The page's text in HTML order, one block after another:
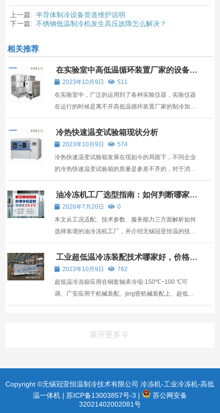
上一篇: 半导体制冷设备管道维护说明
下一篇: 不锈钢低温制冷机发生高压故障怎么解决？
相关推荐
在实验室中高低温循环装置厂家的设备该
注意什么？
2023年10月9日
511
在实验室中，广泛的运用到了各种实验仪器，实验仪器
在运行的时候是离不开高低温循环装置厂家的制冷加热
设备
冷热快速温变试验箱现状分析
2023年10月9日
574
冷热快速温变试验箱发展在现如今的局面下，不同企业
的冷热快速温变试验箱的质量是参差不齐的，对于消费
者来说，冷热快速温变试验箱的选择该从何入手呢？ 目
前，冷热快速温变试验箱生产厂家如春笋般快速萌芽，
但是真的抓品质的厂家有几家?采购员在选购试验箱时
首先要...
油冷冻机工厂选型指南：如何判断哪家真
正靠谱？
2026年7月20日
0
本文从工况适配、技术参数、服务能力三方面解析如何
选择靠谱的油冷冻机工厂，并介绍无锡冠亚恒温的技术
优势。
工业超低温冷冻装配技术哪家好，价格多
少2023年10月9日
762
超低温冷冻箱应用在铜套轴承冷缩-150℃~100 ℃可
调、广安应用于机械装配、jing密机械装配上、超低温
测试、应用在工业冷处理上，使金属结构基体组织上产
展开更多
Copyright ©无锡冠亚恒温制冷技术有限公司 冷冻机-工业冷冻机-高低
温一体机 | 苏ICP备13003857号-3 |
苏公网安备
32021402002081号